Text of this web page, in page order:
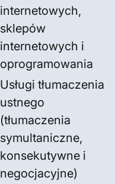
internetowych,
sklepów
internetowych i
oprogramowania
Usługi tłumaczenia
ustnego
(tłumaczenia
symultaniczne,
konsekutywne i
negocjacyjne)